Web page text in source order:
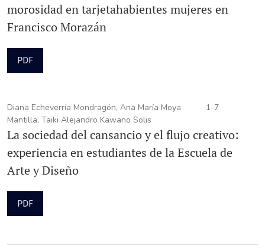
morosidad en tarjetahabientes mujeres en
Francisco Morazán
PDF
Diana Echeverría Mondragón, Ana María Moya
Mantilla, Taiki Alejandro Kawano Solis
1-7
La sociedad del cansancio y el flujo creativo:
experiencia en estudiantes de la Escuela de
Arte y Diseño
PDF